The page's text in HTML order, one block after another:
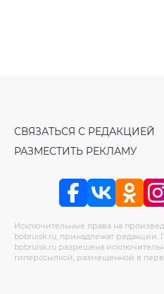
СВЯЗАТЬСЯ С РЕДАКЦИЕЙ
РАЗМЕСТИТЬ РЕКЛАМУ
Исключительные права на
bobruisk.ru, принадлежат редакции.
bobruisk.ru разрешена
гиперссылкой, размещенной в